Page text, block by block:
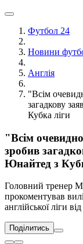
Футбол 24
Новини
Англія
"Всім
загадкову
Кубка ліги
"Всім
зробив
Юнайтед з
Головний тренер
прокоментував
англійської ліги
Поділитись